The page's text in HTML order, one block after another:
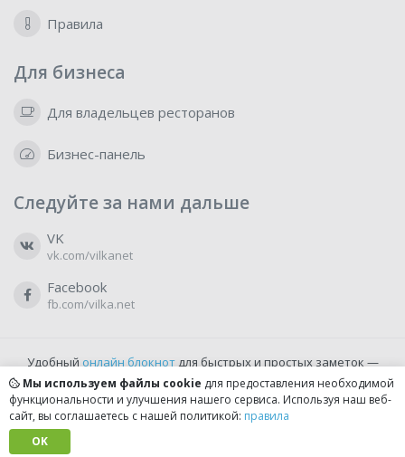
Правила
Для бизнеса
Для владельцев ресторанов
Бизнес-панель
Следуйте за нами дальше
VK
vk.com/vilkanet
Facebook
fb.com/vilka.net
Удобный онлайн блокнотдля быстрых и простых заметок —
бесплатно и доступно прямо из браузера.
Мы используем файлы cookie для предоставления необходимой
функциональности и улучшения нашего сервиса. Используя наш веб-
сайт, вы соглашаетесь с нашей политикой: правила
OK